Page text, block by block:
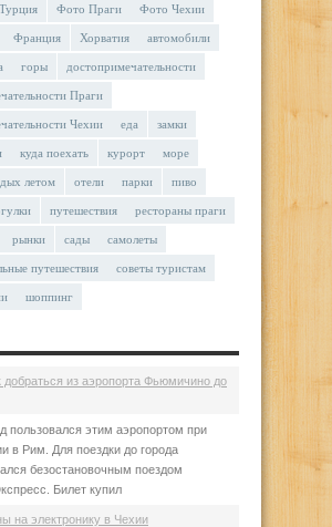
Турция Фото Праги Фото Чехии
Франция Хорватия автомобили
горы достопримечательности
Праги
Чехии еда замки
куда поехать курорт море
летом отели парки пиво
путешествия рестораны праги
рынки сады самолеты
путешествия советы туристам
шоппинг
добраться из аэропорта Фьюмичино до
пользовался этим аэропортом при
в Рим. Для поездки до города
безостановочным поездом
Билет купил
на электронику в Чехии